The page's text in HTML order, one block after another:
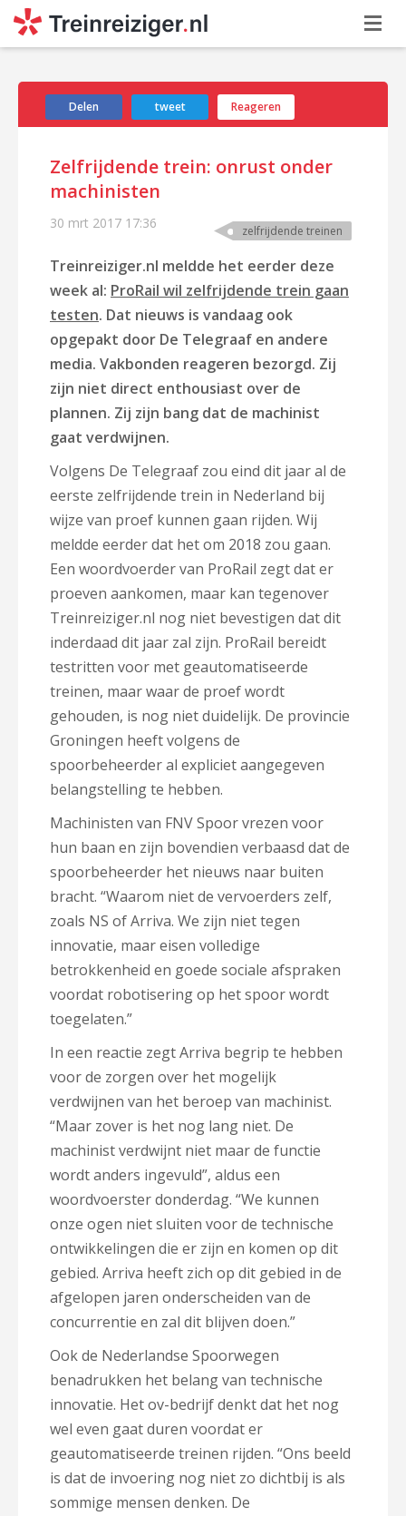
Delen tweet Reageren
Zelfrijdende trein: onrust onder
machinisten
30 mrt 2017 17:36 zelfrijdende treinen
Treinreiziger.nl meldde het eerder deze
week al: ProRail wil zelfrijdende trein gaan
testen. Dat nieuws is vandaag ook
opgepakt door De Telegraaf en andere
media. Vakbonden reageren bezorgd. Zij
zijn niet direct enthousiast over de
plannen. Zij zijn bang dat de machinist
gaat verdwijnen.
Volgens De Telegraaf zou eind dit jaar al de
eerste zelfrijdende trein in Nederland bij
wijze van proef kunnen gaan rijden. Wij
meldde eerder dat het om 2018 zou gaan.
Een woordvoerder van ProRail zegt dat er
proeven aankomen, maar kan tegenover
Treinreiziger.nl nog niet bevestigen dat dit
inderdaad dit jaar zal zijn. ProRail bereidt
testritten voor met geautomatiseerde
treinen, maar waar de proef wordt
gehouden, is nog niet duidelijk. De provincie
Groningen heeft volgens de
spoorbeheerder al expliciet aangegeven
belangstelling te hebben.
Machinisten van FNV Spoor vrezen voor
hun baan en zijn bovendien verbaasd dat de
spoorbeheerder het nieuws naar buiten
bracht. “Waarom niet de vervoerders zelf,
zoals NS of Arriva. We zijn niet tegen
innovatie, maar eisen volledige
betrokkenheid en goede sociale afspraken
voordat robotisering op het spoor wordt
toegelaten.”
In een reactie zegt Arriva begrip te hebben
voor de zorgen over het mogelijk
verdwijnen van het beroep van machinist.
“Maar zover is het nog lang niet. De
machinist verdwijnt niet maar de functie
wordt anders ingevuld”, aldus een
woordvoerster donderdag. “We kunnen
onze ogen niet sluiten voor de technische
ontwikkelingen die er zijn en komen op dit
gebied. Arriva heeft zich op dit gebied in de
afgelopen jaren onderscheiden van de
concurrentie en zal dit blijven doen.”
Ook de Nederlandse Spoorwegen
benadrukken het belang van technische
innovatie. Het ov-bedrijf denkt dat het nog
wel even gaat duren voordat er
geautomatiseerde treinen rijden. “Ons beeld
is dat de invoering nog niet zo dichtbij is als
sommige mensen denken. De